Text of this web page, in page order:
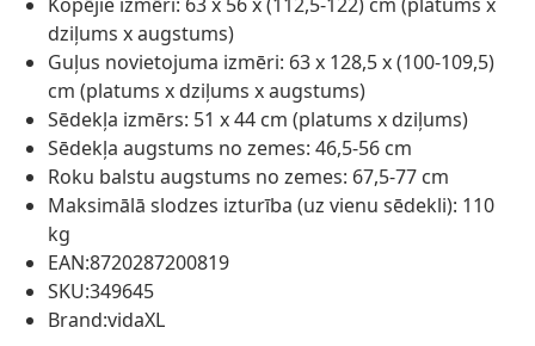
dziļums x augstums)
Guļus novietojuma izmēri: 63 x 128,5 x (100-109,5)
cm (platums x dziļums x augstums)
Sēdekļa izmērs: 51 x 44 cm (platums x dziļums)
Sēdekļa augstums no zemes: 46,5-56 cm
Roku balstu augstums no zemes: 67,5-77 cm
Maksimālā slodzes izturība (uz vienu sēdekli): 110
kg
EAN:8720287200819
SKU:349645
Brand:vidaXL